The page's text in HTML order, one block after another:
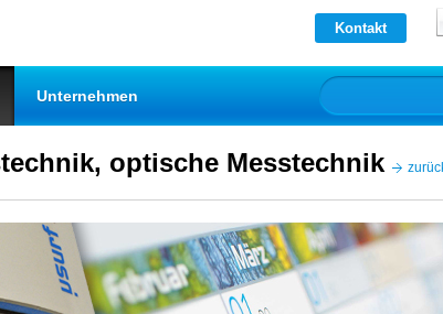
Kontakt
Unternehmen
optische Messtechnik